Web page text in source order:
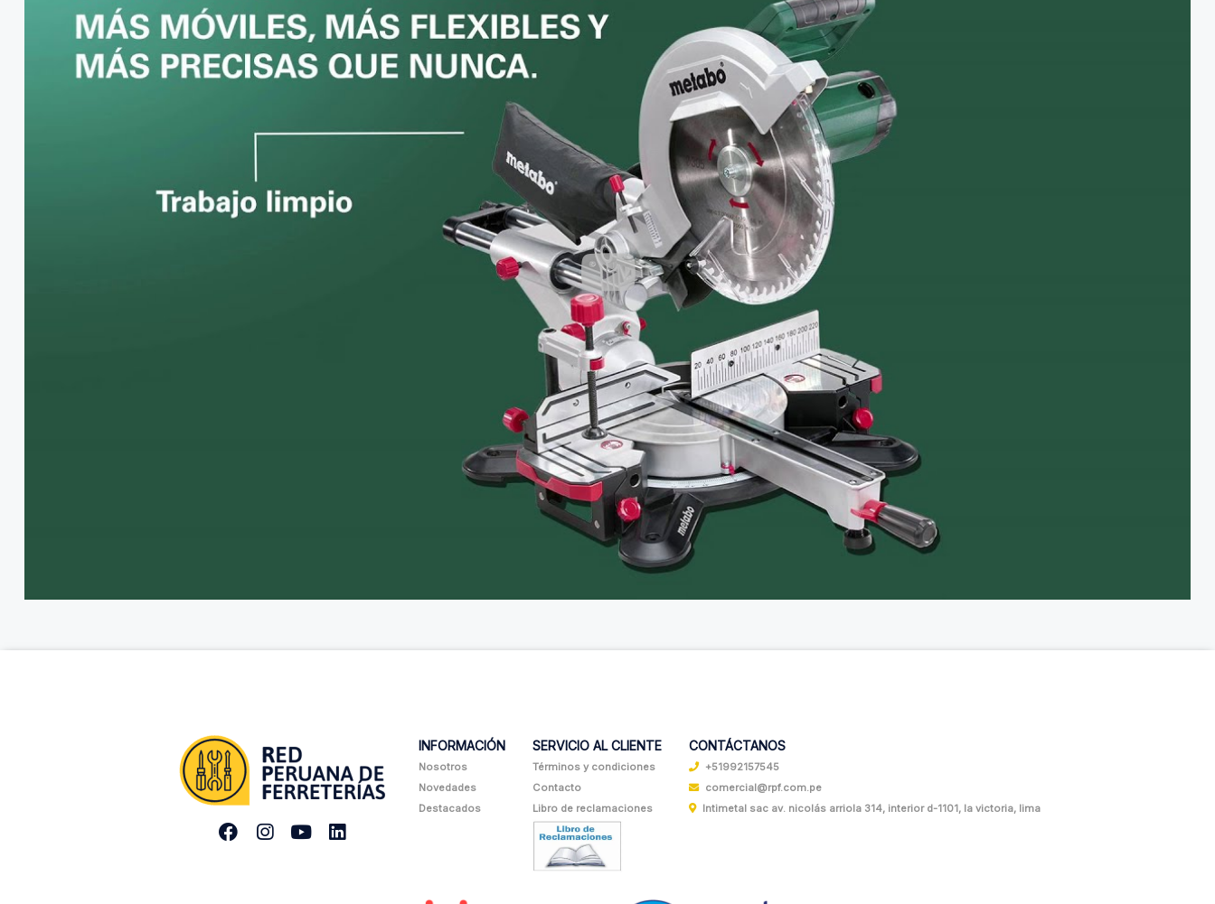
INFORMACIÓN
Nosotros
Novedades
Destacados
SERVICIO AL CLIENTE
Términos y condiciones
Contacto
Libro de reclamaciones
CONTÁCTANOS
+51992157545
comercial@rpf.com.pe
Intimetal sac av. nicolás arriola 314, interior d-1101, la victoria, lima